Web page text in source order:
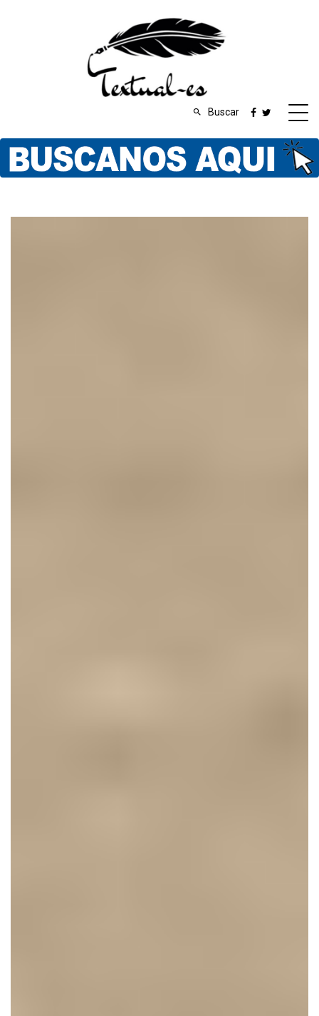
Buscar